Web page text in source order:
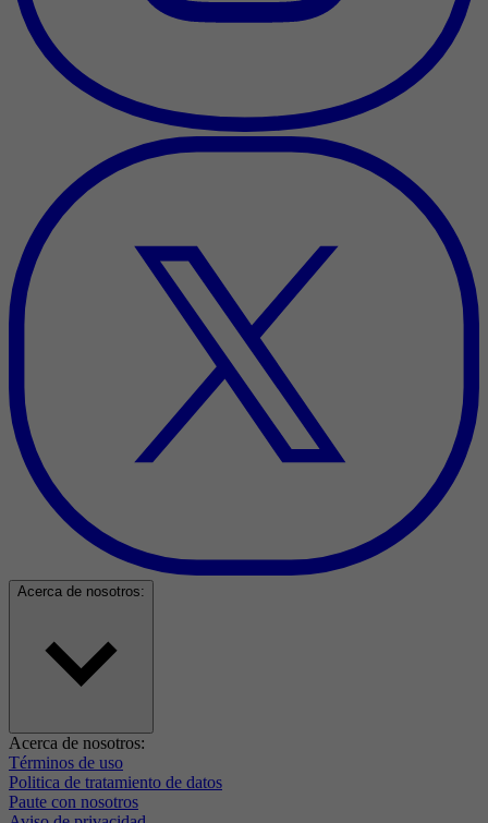
Acerca de nosotros:
Acerca de nosotros:
Términos de uso
Politica de tratamiento de datos
Paute con nosotros